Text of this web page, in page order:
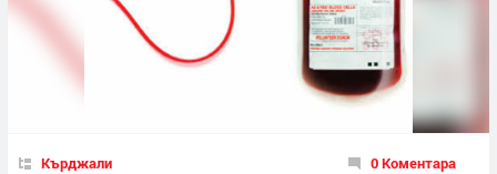
Кърджали 0 Коментара